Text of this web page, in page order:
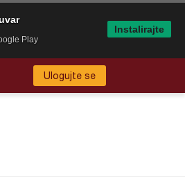
Ulogujte se
Play
Instalirajte